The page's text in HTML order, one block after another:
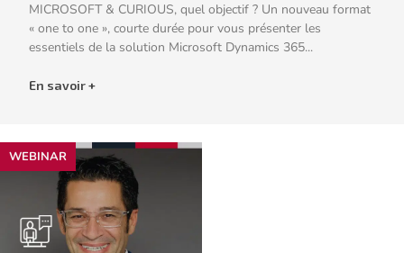
MICROSOFT & CURIOUS, quel objectif ? Un nouveau format
« one to one », courte durée pour vous présenter les
essentiels de la solution Microsoft Dynamics 365...
En savoir +
WEBINAR